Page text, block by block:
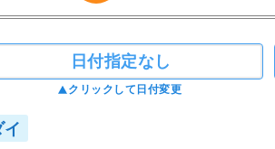
日付指定なし
クリックして日付変更
イ